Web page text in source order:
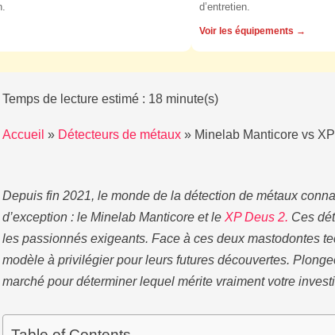
d’entretien.
Voir les équipements →
Temps de lecture estimé : 18 minute(s)
Accueil » Détecteurs de métaux » Minelab Manticore vs
Depuis fin 2021, le monde de la détection de métaux
d’exception : le Minelab Manticore et le XP Deus 2. Ces
les passionnés exigeants. Face à ces deux mastodontes
modèle à privilégier pour leurs futures découvertes.
marché pour déterminer lequel mérite vraiment votre